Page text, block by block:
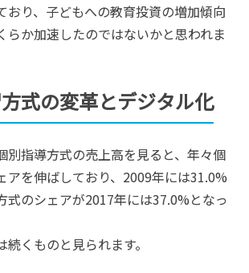
おり、子どもへの教育投資の増加傾向
らか加速したのではないかと思われま
式の変革とデジタル化
別指導方式の売上高を見ると、年々個
アを伸ばしており、2009年には31.0%
式のシェアが2017年には37.0%となっ
くものと見られます。